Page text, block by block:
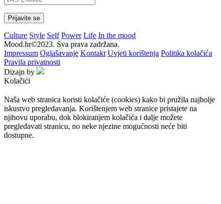
Culture Style Self Power Life In the mood
Mood.hr©2023. Sva prava zadržana.
Impressum Oglašavanje Kontakt Uvjeti korištenja Politika kolačića
Pravila privatnosti
Dizajn by
Kolačići
Naša web stranica koristi kolačiće (cookies) kako bi pružila najbolje
iskustvo pregledavanja. Korištenjem web stranice pristajete na
njihovu uporabu, dok blokiranjem kolačića i dalje možete
pregledavati stranicu, no neke njezine mogućnosti neće biti
dostupne.